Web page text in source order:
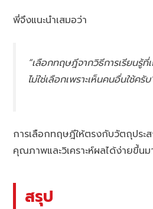
พี่จึงแนะนำเสมอว่า
“เลือกทฤษฎีจากวิธีการเรียนรู้
ไม่ใช่เลือกเพราะเห็นคนอื่นใช้ครับ
การเลือกทฤษฎีให้ตรงกับวัตถุประ
คุณภาพและวิเคราะห์ผลได้ง่ายขึ้น
สรุป